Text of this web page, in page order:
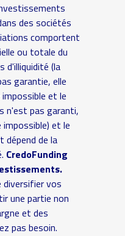
des sociétés
comportent
ou totale du
d'illiquidité (la
garantie, elle
et le
n'est pas garanti,
et le
de la
CredoFunding
diversifier vos
une partie non
et des
pas besoin.